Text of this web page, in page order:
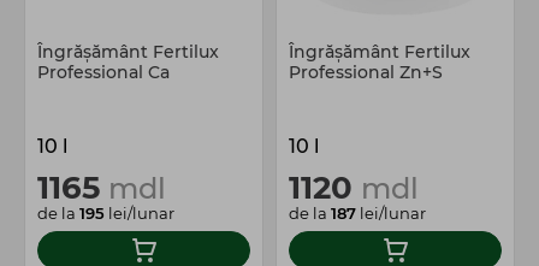
Îngrășământ Fertilux
Professional Ca
10 l
1165 mdl
de la 195 lei/lunar
Îngrășământ Fertilux
Professional Zn+S
10 l
1120 mdl
de la 187 lei/lunar